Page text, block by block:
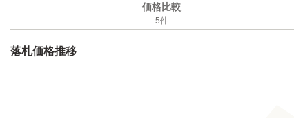
価格比較
5件
落札価格推移